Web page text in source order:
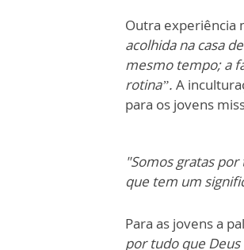
Outra experiência
acolhida na casa
mesmo tempo; a
rotina”. A
para os jovens
"Somos gratas
que tem um
Para as jovens a
por tudo que